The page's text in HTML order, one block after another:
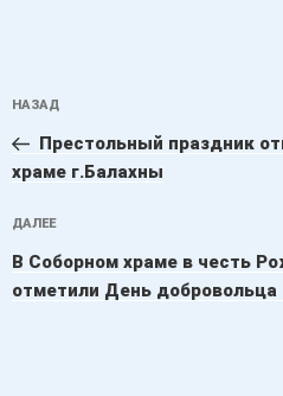
по
записям
Предыдущая
запись:
НАЗАД
Престольный праздник
храме г.Балахны
Следующая
запись
ДАЛЕЕ
В Соборном храме в честь
отметили День добровольца